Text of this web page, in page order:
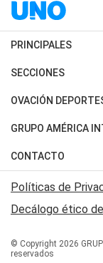
PRINCIPALES
Últimas Noticias
Política
Judiciales
Economia
SECCIONES
Horóscopo
Motores
Trucos caseros
Series y Películas
Edictos y
OVACIÓN
Fútbol
Mundial
Automovilismo
Rugby
Básquet
GRUPO AMÉRICA
Canal 7 en Vivo
San Juan 8
CONTACTO
Acerca de Nosotros
Contactanos
Políticas de
Decálogo ético
© Copyright 2026
reservados